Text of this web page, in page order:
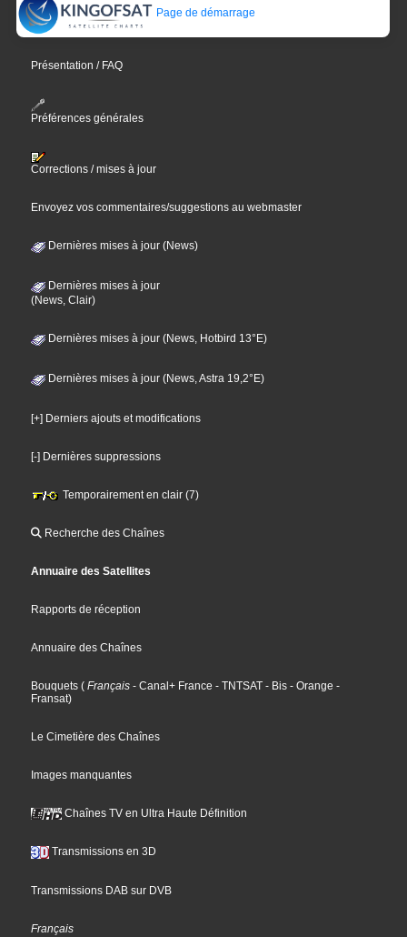
Page de démarrage
Présentation / FAQ
Préférences générales
Corrections / mises à jour
Envoyez vos commentaires/suggestions au webmaster
Dernières mises à jour (News)
Dernières mises à jour
(News, Clair)
Dernières mises à jour (News, Hotbird 13°E)
Dernières mises à jour (News, Astra 19,2°E)
[+] Derniers ajouts et modifications
[-] Dernières suppressions
Temporairement en clair (7)
Recherche des Chaînes
Annuaire des Satellites
Rapports de réception
Annuaire des Chaînes
Bouquets ( Français - Canal+ France - TNTSAT - Bis - Orange -
Fransat)
Le Cimetière des Chaînes
Images manquantes
Chaînes TV en Ultra Haute Définition
Transmissions en 3D
Transmissions DAB sur DVB
Français